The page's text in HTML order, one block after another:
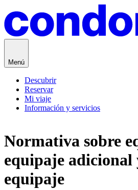
Menú
Descubrir
Reservar
Mi viaje
Información y servicios
Normativa sobre
equipaje adicional
equipaje